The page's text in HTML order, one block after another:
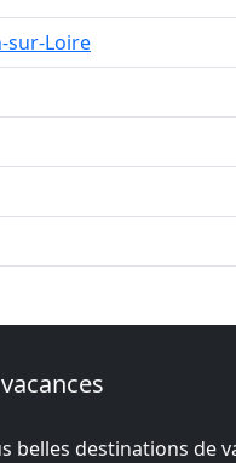
sur-Loire
belles destinations de